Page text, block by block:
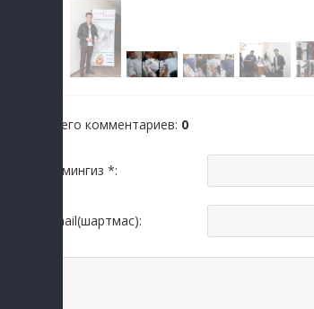
Всего комментариев: 0
Исмингиз *:
Email(шартмас):